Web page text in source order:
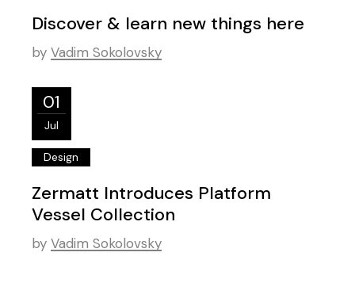
Discover & learn new things here
by Vadim Sokolovsky
01
Jul
Design
Zermatt Introduces Platform
Vessel Collection
by Vadim Sokolovsky